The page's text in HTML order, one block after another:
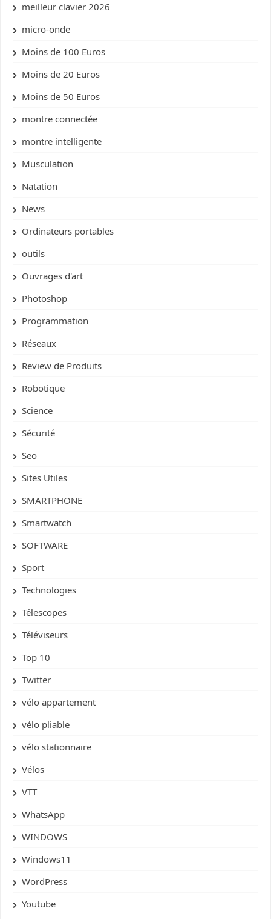
meilleur clavier 2026
micro-onde
Moins de 100 Euros
Moins de 20 Euros
Moins de 50 Euros
montre connectée
montre intelligente
Musculation
Natation
News
Ordinateurs portables
outils
Ouvrages d'art
Photoshop
Programmation
Réseaux
Review de Produits
Robotique
Science
Sécurité
Seo
Sites Utiles
SMARTPHONE
Smartwatch
SOFTWARE
Sport
Technologies
Télescopes
Téléviseurs
Top 10
Twitter
vélo appartement
vélo pliable
vélo stationnaire
Vélos
VTT
WhatsApp
WINDOWS
Windows11
WordPress
Youtube